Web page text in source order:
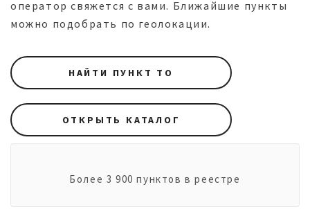
оператор свяжется с вами. Ближайшие пункты
можно подобрать по геолокации.
НАЙТИ ПУНКТ ТО
ОТКРЫТЬ КАТАЛОГ
Более 3 900 пунктов в реестре